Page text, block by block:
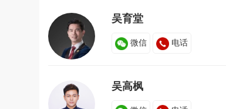
吴育堂
微信 电话
吴高枫